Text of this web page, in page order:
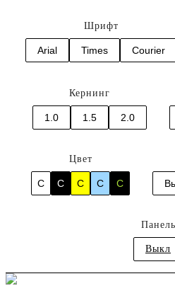
Шрифт
Arial Times Courier
Кернинг
1.0 1.5 2.0
Цвет
C C C C C
Панель
Выкл